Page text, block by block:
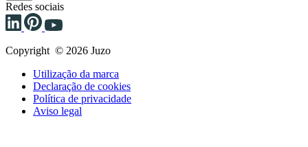
Redes sociais
Copyright © 2026 Juzo
Utilização da marca
Declaração de cookies
Política de privacidade
Aviso legal